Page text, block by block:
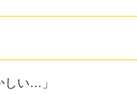
しい…」